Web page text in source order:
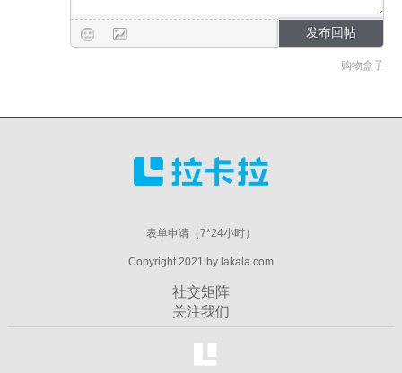
购物盒子
表单申请（7*24小时）
Copyright 2021 by lakala.com
社交矩阵
关注我们